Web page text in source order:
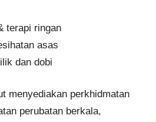
terapi ringan
asas
dan dobi
menyediakan perkhidmatan
perubatan berkala,